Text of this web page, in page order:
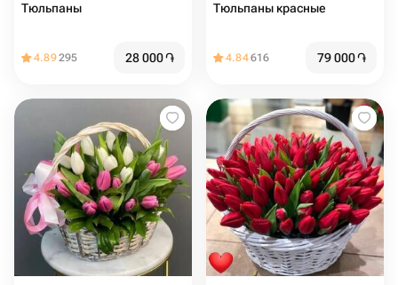
Тюльпаны
4.89295 28 000֏
Тюльпаны красные
4.84616 79 000֏